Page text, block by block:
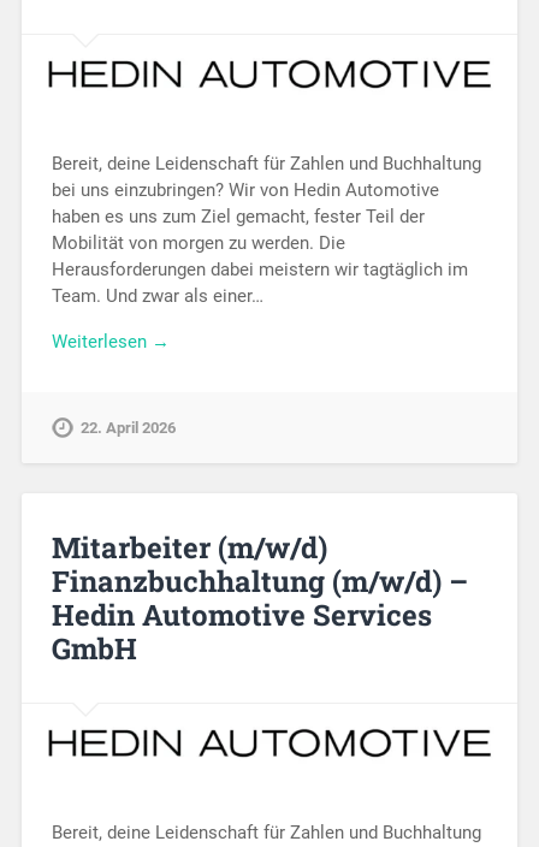
Bereit, deine Leidenschaft für Zahlen und Buchhaltung
bei uns einzubringen? Wir von Hedin Automotive
haben es uns zum Ziel gemacht, fester Teil der
Mobilität von morgen zu werden. Die
Herausforderungen dabei meistern wir tagtäglich im
Team. Und zwar als einer…
Weiterlesen →
22. April 2026
Mitarbeiter (m/w/d)
Finanzbuchhaltung (m/w/d) –
Hedin Automotive Services
GmbH
Bereit, deine Leidenschaft für Zahlen und Buchhaltung